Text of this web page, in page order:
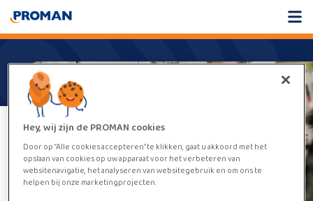
Hey, wij zijn de PROMAN cookies
Door op “Alle cookies accepteren” te klikken, gaat u akkoord met het
opslaan van cookies op uw apparaat voor het verbeteren van
websitenavigatie, het analyseren van websitegebruik en om ons te
helpen bij onze marketingprojecten.